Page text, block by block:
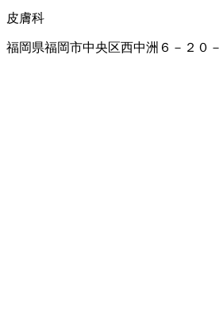
皮膚科
福岡県福岡市中央区西中洲６－２０－